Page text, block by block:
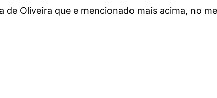
Oliveira que e mencionado mais acima, no